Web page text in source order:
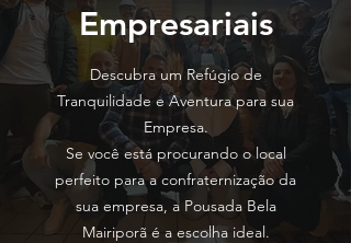
Empresariais
Descubra um Refúgio de
Tranquilidade e Aventura para sua
Empresa.
Se você está procurando o local
perfeito para a confraternização da
sua empresa, a Pousada Bela
Mairiporã é a escolha ideal.